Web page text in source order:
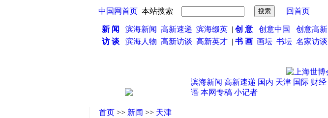
中国网首页 本站搜索 回首页
新 闻 滨海新闻 高新速递 滨海缀英 | 创 意 创意中国 创意高新
访 谈
滨海人物 高新访谈 高新英才 | 书 画 画坛 书坛 名家访谈
滨海新闻 高新速递 国内 天津 国际 财经
语 本网专稿 小记者
首页 >> 新闻 >> 天津